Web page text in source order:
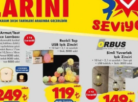
Manisa
Kahramanmaraş
Mardin
Muğla
Muş